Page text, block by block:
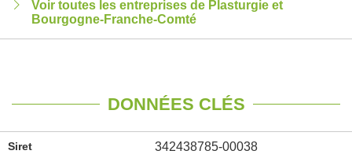
Voir toutes les entreprises de Plasturgie et
Bourgogne-Franche-Comté
DONNÉES CLÉS
Siret 342438785-00038